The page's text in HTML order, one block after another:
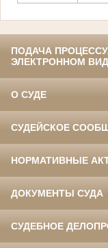
ПОДАЧА
ЭЛЕКТРОННОМ
О СУДЕ
СУДЕЙСКОЕ
НОРМАТИВНЫЕ
ДОКУМЕНТЫ СУДА
СУДЕБНОЕ